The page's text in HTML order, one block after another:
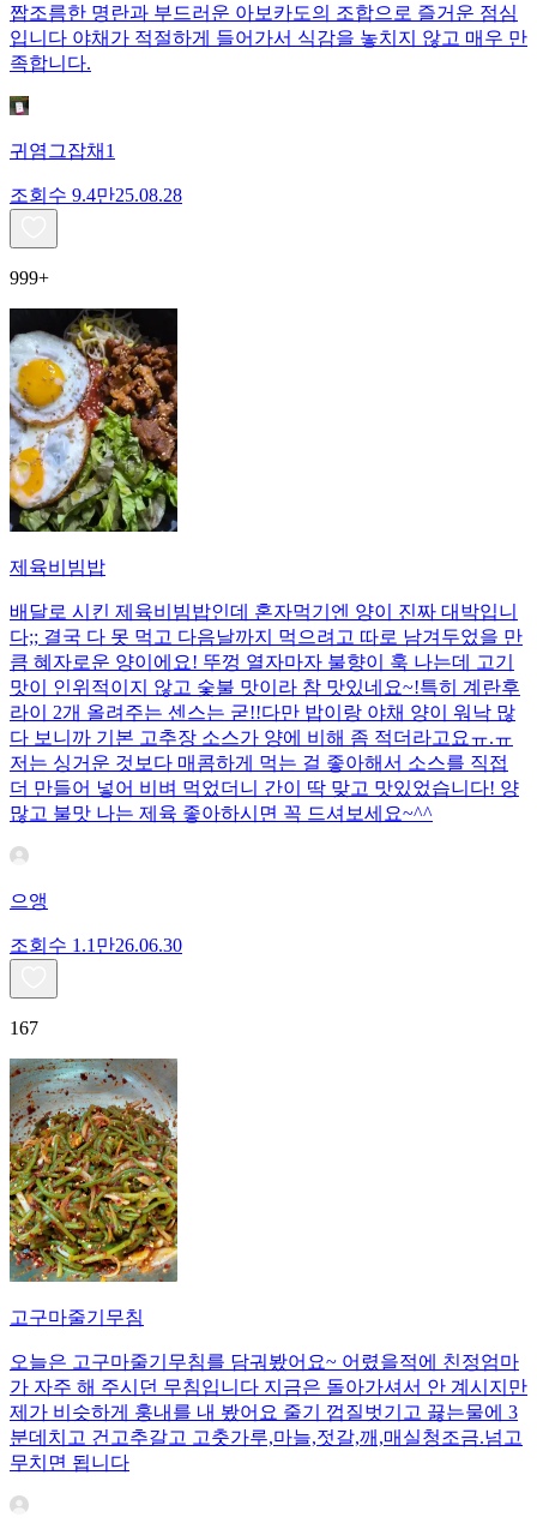
짭조름한 명란과 부드러운 아보카도의 조합으로 즐거운 점심
입니다 야채가 적절하게 들어가서 식감을 놓치지 않고 매우 만
족합니다.
귀염그잡채1
조회수 9.4만25.08.28
999+
제육비빔밥
배달로 시킨 제육비빔밥인데 혼자먹기엔 양이 진짜 대박입니
다;; 결국 다 못 먹고 다음날까지 먹으려고 따로 남겨두었을 만
큼 혜자로운 양이에요! 뚜껑 열자마자 불향이 훅 나는데 고기
맛이 인위적이지 않고 숯불 맛이라 참 맛있네요~!특히 계란후
라이 2개 올려주는 센스는 굳!! ​다만 밥이랑 야채 양이 워낙 많
다 보니까 기본 고추장 소스가 양에 비해 좀 적더라고요ㅠ.ㅠ
저는 싱거운 것보다 매콤하게 먹는 걸 좋아해서 소스를 직접
더 만들어 넣어 비벼 먹었더니 간이 딱 맞고 맛있었습니다! 양
많고 불맛 나는 제육 좋아하시면 꼭 드셔보세요~^^
으앵
조회수 1.1만26.06.30
167
고구마줄기무침
오늘은 고구마줄기무침를 담궈봤어요~ 어렸을적에 친정엄마
가 자주 해 주시던 무침입니다 지금은 돌아가셔서 안 계시지만
제가 비슷하게 훙내를 내 봤어요 줄기 껍질벗기고 끓는물에 3
분데치고 건고추갈고 고춧가루,마늘,젓갈,깨,매실청조금.넘고
무치면 됩니다